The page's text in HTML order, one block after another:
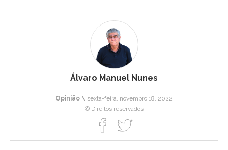
Álvaro Manuel Nunes
Opinião \ sexta-feira, novembro 18, 2022
© Direitos reservados